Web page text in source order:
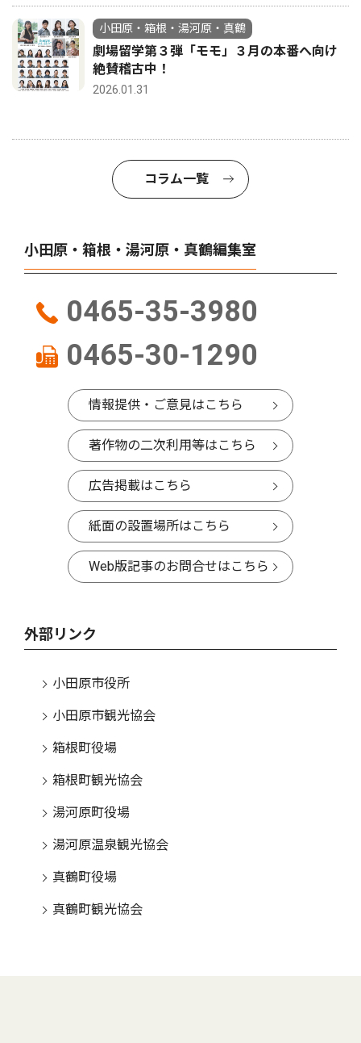
小田原・箱根・湯河原・真鶴
劇場留学第３弾「モモ」３月の本番へ向け
絶賛稽古中！
2026.01.31
コラム一覧
小田原・箱根・湯河原・真鶴編集室
0465-35-3980
0465-30-1290
情報提供・ご意見はこちら
著作物の二次利用等はこちら
広告掲載はこちら
紙面の設置場所はこちら
Web版記事のお問合せはこちら
外部リンク
小田原市役所
小田原市観光協会
箱根町役場
箱根町観光協会
湯河原町役場
湯河原温泉観光協会
真鶴町役場
真鶴町観光協会